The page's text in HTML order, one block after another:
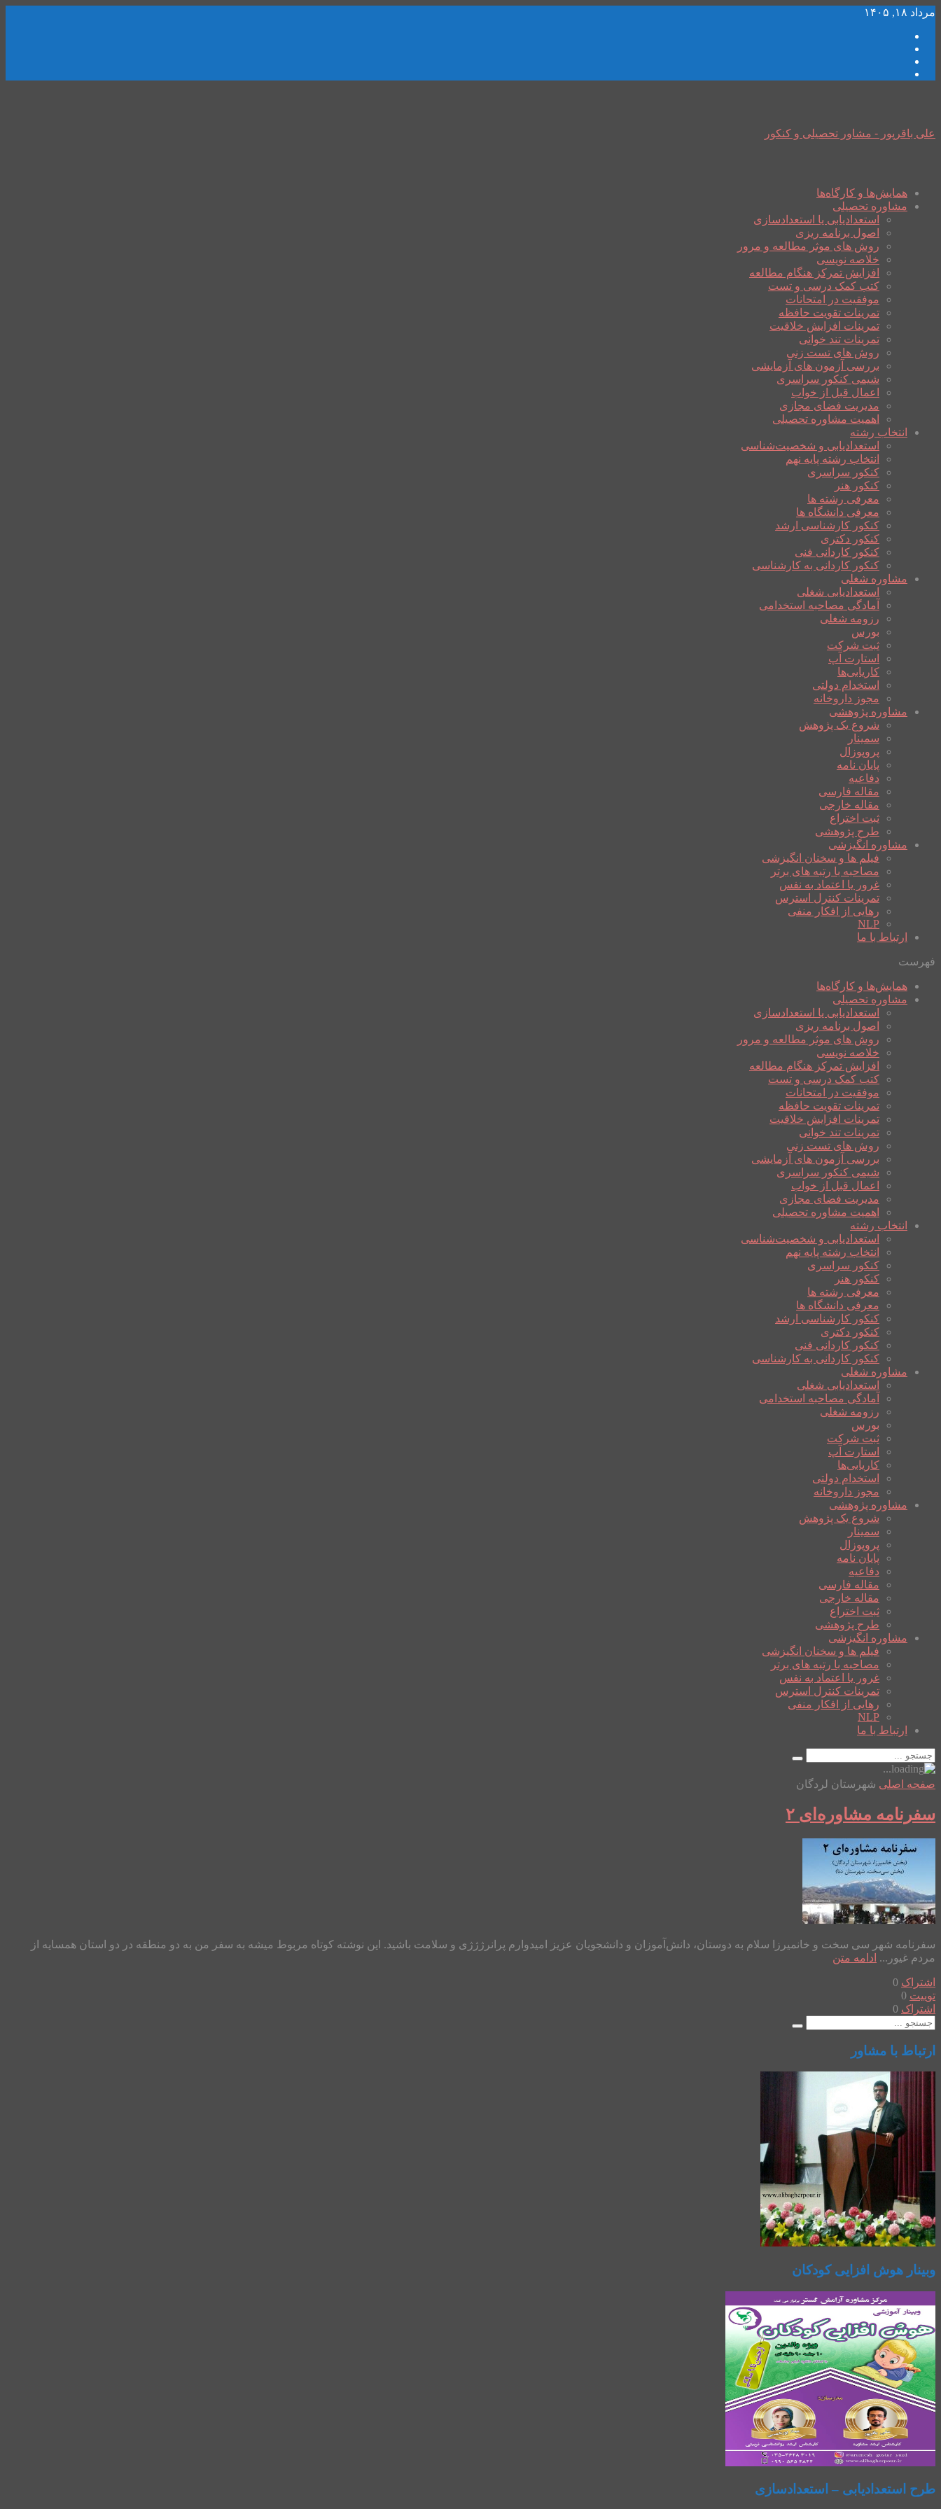
مرداد ۱۸, ۱۴۰۵
علی باقرپور - مشاور تحصیلی و کنکور
همایش‌ها و کارگاه‌ها
مشاوره تحصیلی
استعدادیابی یا استعدادسازی
اصول برنامه ریزی
روش های موثر مطالعه و مرور
خلاصه نویسی
افزایش تمرکز هنگام مطالعه
کتب کمک درسی و تست
موفقیت در امتحانات
تمرینات تقویت حافظه
تمرینات افزایش خلاقیت
تمرینات تند خوانی
روش های تست زنی
بررسی آزمون های آزمایشی
شیمی کنکور سراسری
اعمال قبل از خواب
مدیریت فضای مجازی
اهمیت مشاوره تحصیلی
انتخاب رشته
استعدادیابی و شخصیت‌شناسی
انتخاب رشته پایه نهم
کنکور سراسری
کنکور هنر
معرفی رشته ها
معرفی دانشگاه ها
کنکور کارشناسی ارشد
کنکور دکتری
کنکور کاردانی فنی
کنکور کاردانی به کارشناسی
مشاوره شغلی
استعدادیابی شغلی
آمادگی مصاحبه استخدامی
رزومه شغلی
بورس
ثبت شرکت
استارت آپ
کاریابی‌ها
استخدام دولتی
مجوز داروخانه
مشاوره پژوهشی
شروع یک پژوهش
سمینار
پروپوزال
پایان نامه
دفاعیه
مقاله فارسی
مقاله خارجی
ثبت اختراع
طرح پژوهشی
مشاوره انگیزشی
فیلم ها و سخنان انگیزشی
مصاحبه با رتبه های برتر
غرور یا اعتماد به نفس
تمرینات کنترل استرس
رهایی از افکار منفی
NLP
ارتباط با ما
فهرست
همایش‌ها و کارگاه‌ها
مشاوره تحصیلی
استعدادیابی یا استعدادسازی
اصول برنامه ریزی
روش های موثر مطالعه و مرور
خلاصه نویسی
افزایش تمرکز هنگام مطالعه
کتب کمک درسی و تست
موفقیت در امتحانات
تمرینات تقویت حافظه
تمرینات افزایش خلاقیت
تمرینات تند خوانی
روش های تست زنی
بررسی آزمون های آزمایشی
شیمی کنکور سراسری
اعمال قبل از خواب
مدیریت فضای مجازی
اهمیت مشاوره تحصیلی
انتخاب رشته
استعدادیابی و شخصیت‌شناسی
انتخاب رشته پایه نهم
کنکور سراسری
کنکور هنر
معرفی رشته ها
معرفی دانشگاه ها
کنکور کارشناسی ارشد
کنکور دکتری
کنکور کاردانی فنی
کنکور کاردانی به کارشناسی
مشاوره شغلی
استعدادیابی شغلی
آمادگی مصاحبه استخدامی
رزومه شغلی
بورس
ثبت شرکت
استارت آپ
کاریابی‌ها
استخدام دولتی
مجوز داروخانه
مشاوره پژوهشی
شروع یک پژوهش
سمینار
پروپوزال
پایان نامه
دفاعیه
مقاله فارسی
مقاله خارجی
ثبت اختراع
طرح پژوهشی
مشاوره انگیزشی
فیلم ها و سخنان انگیزشی
مصاحبه با رتبه های برتر
غرور یا اعتماد به نفس
تمرینات کنترل استرس
رهایی از افکار منفی
NLP
ارتباط با ما
صفحه اصلی شهرستان لردگان
سفرنامه مشاوره‌ای ۲
سفرنامه شهر سی سخت و خانمیرزا سلام به دوستان، دانش‌آموزان و دانشجویان عزیز امیدوارم پرانرژژژی و سلامت باشید. این نوشته کوتاه مربوط میشه به سفر من به دو منطقه در دو استان همسایه از
مردم غیور... ادامه متن
اشتراک 0
توییت 0
اشتراک 0
ارتباط با مشاور
وبینار هوش افزایی کودکان
طرح استعدادیابی – استعدادسازی